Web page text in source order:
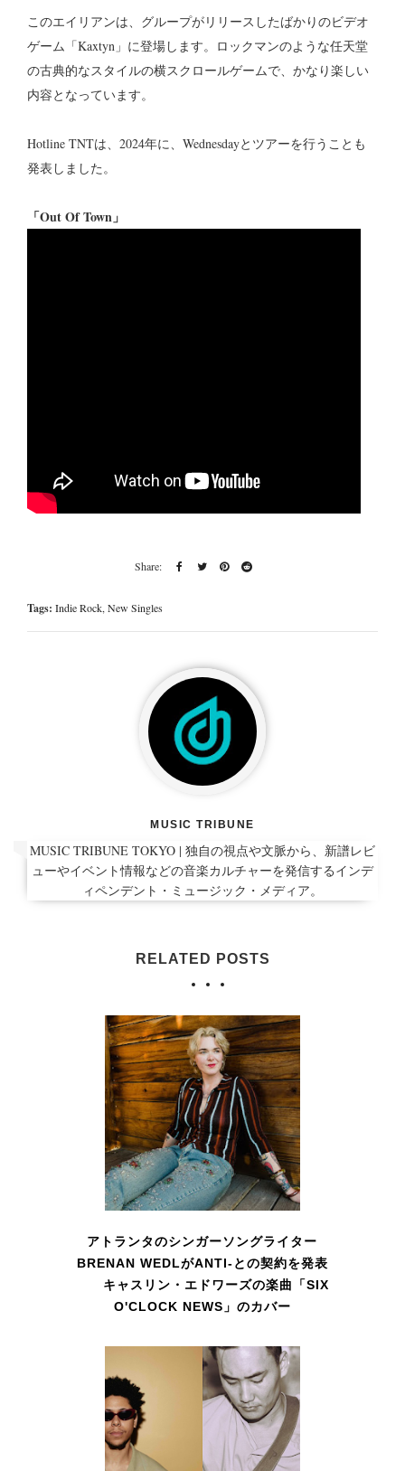
このエイリアンは、グループがリリースしたばかりのビデオ
ゲーム「Kaxtyn」に登場します。ロックマンのような任天堂
の古典的なスタイルの横スクロールゲームで、かなり楽しい
内容となっています。
Hotline TNTは、2024年に、Wednesdayとツアーを行うことも
発表しました。
「Out Of Town」
Tags: Indie Rock,New Singles
MUSIC TRIBUNE
MUSIC TRIBUNE TOKYO | 独自の視点や文脈から、新譜レビ
ューやイベント情報などの音楽カルチャーを発信するインデ
ィペンデント・ミュージック・メディア。
RELATED POSTS
アトランタのシンガーソングライター
BRENAN WEDLがANTI-との契約を発表
キャスリン・エドワーズの楽曲「SIX
O'CLOCK NEWS」のカバー